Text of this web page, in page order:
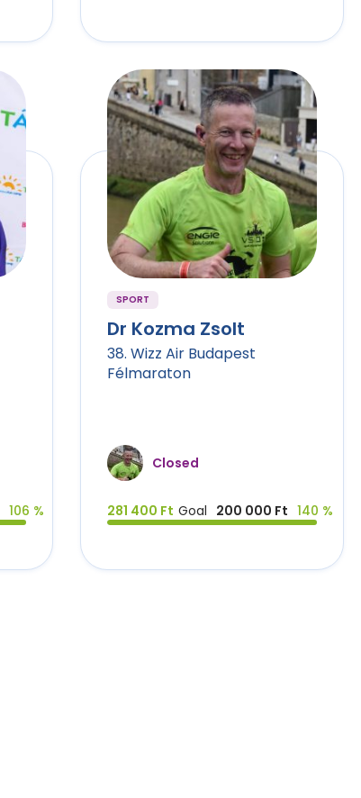
106 %
SPORT
Dr Kozma Zsolt
38. Wizz Air Budapest
Félmaraton
Closed
281 400 Ft Goal 200 000 Ft 140 %